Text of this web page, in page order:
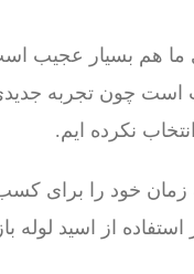
ما هم بسیار عجیب
است چون تجربه
نکرده ایم.
زمان خود را برای
از اسید لوله